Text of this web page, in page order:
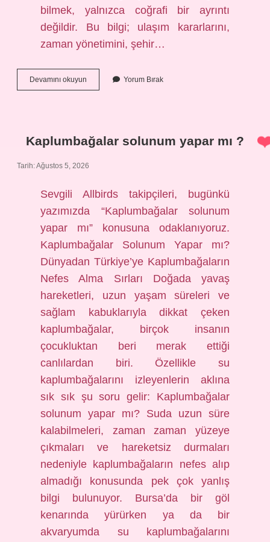
bilmek, yalnızca coğrafi bir ayrıntı
değildir. Bu bilgi; ulaşım kararlarını,
zaman yönetimini, şehir…
Devamını okuyun
olduğum
?
Yorum Bırak
Kaplumbağalar solunum yapar mı ?
Tarih: Ağustos 5, 2026
Sevgili Allbirds takipçileri, bugünkü
yazımızda “Kaplumbağalar solunum
yapar mı” konusuna odaklanıyoruz.
Kaplumbağalar Solunum Yapar mı?
Dünyadan Türkiye’ye Kaplumbağaların
Nefes Alma Sırları Doğada yavaş
hareketleri, uzun yaşam süreleri ve
sağlam kabuklarıyla dikkat çeken
kaplumbağalar, birçok insanın
çocukluktan beri merak ettiği
canlılardan biri. Özellikle su
kaplumbağalarını izleyenlerin aklına
sık sık şu soru gelir: Kaplumbağalar
solunum yapar mı? Suda uzun süre
kalabilmeleri, zaman zaman yüzeye
çıkmaları ve hareketsiz durmaları
nedeniyle kaplumbağaların nefes alıp
almadığı konusunda pek çok yanlış
bilgi bulunuyor. Bursa’da bir göl
kenarında yürürken ya da bir
akvaryumda su kaplumbağalarını